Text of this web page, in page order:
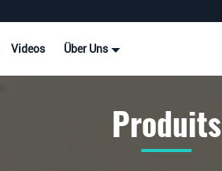
Videos Über Uns
Produits